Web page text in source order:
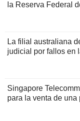
la Reserva Federal
La filial australiana
judicial por fallos en
Singapore
para la venta de